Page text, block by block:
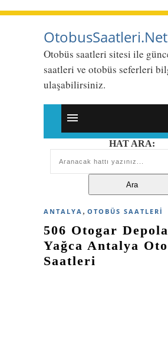
OtobusSaatleri.Net
Otobüs saatleri sitesi ile
saatleri ve otobüs seferleri
ulaşabilirsiniz.
HAT ARA:
ANTALYA , OTOBÜS SAATLERI
506 Otogar
Yağca Antalya
Saatleri